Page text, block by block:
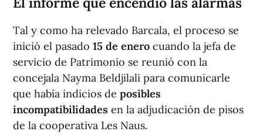
Tal y como ha relevado Barcala, el proceso se
inició el pasado 15 de enero cuando la jefa de
servicio de Patrimonio se reunió con la
concejala Nayma Beldjilali para comunicarle
que había indicios de posibles
incompatibilidades en la adjudicación de pisos
de la cooperativa Les Naus.